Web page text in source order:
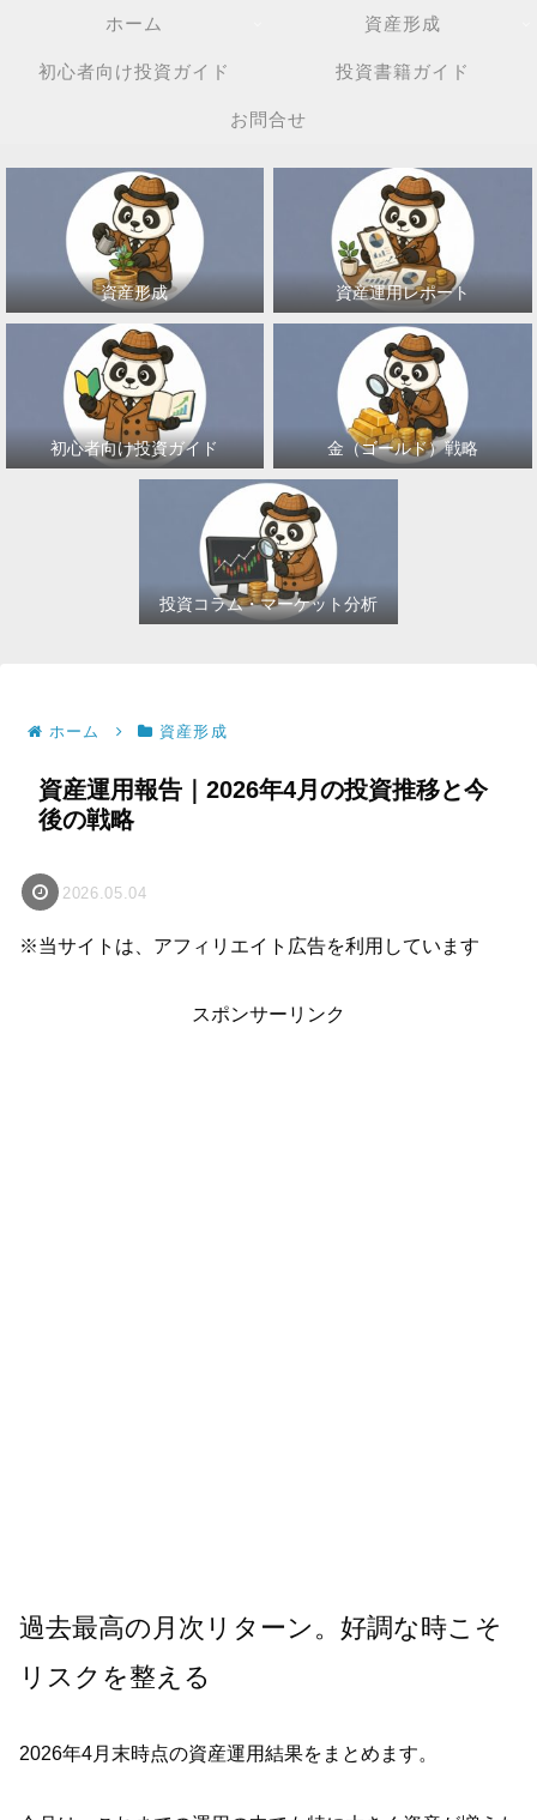
ホーム 資産形成
初心者向け投資ガイド 投資書籍ガイド
お問合せ
資産形成 資産運用レポート
初心者向け投資ガイド 金（ゴールド）戦略
投資コラム・マーケット分析
ホーム 資産形成
資産運用報告｜2026年4月の投資推移と今
後の戦略
2026.05.04
※当サイトは、アフィリエイト広告を利用しています
スポンサーリンク
過去最高の月次リターン。好調な時こそ
リスクを整える
2026年4月末時点の資産運用結果をまとめます。